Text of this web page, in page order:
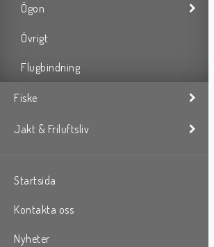
Ögon
Övrigt
Flugbindning
Fiske
Jakt & Friluftsliv
Startsida
Kontakta oss
Nyheter